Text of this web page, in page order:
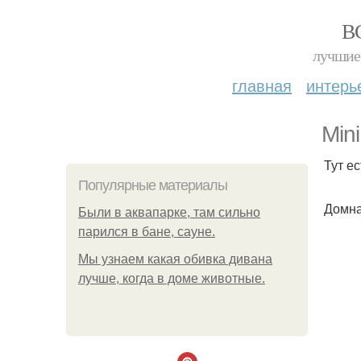
лучшие
главная
Популярные материалы
Были в аквапарке, там сильно
парился в бане, сауне.
Мы узнаем какая обивка дивана
лучше, когда в доме животные.
Тут